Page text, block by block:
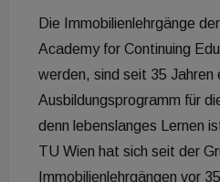
Die Immobilienlehrgänge
Academy for Continuing
werden, sind seit 35 Jahren
Ausbildungsprogramm für
denn lebenslanges Lernen
TU Wien hat sich seit der
Immobilienlehrgängen vor